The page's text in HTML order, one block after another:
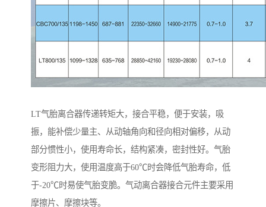
LT气胎离合器传递转矩大，接合平稳，便于安装，吸
振，能补偿少量主、从动轴角向和径向相对偏移，从动
部分惯性小，使用寿命长，结构紧凑，密封性好。气胎
变形阻力大，使用温度高于60℃时会降低气胎寿命，低
于-20℃时易使气胎变脆。气动离合器接合元件主要采用
摩擦片、摩擦块等。